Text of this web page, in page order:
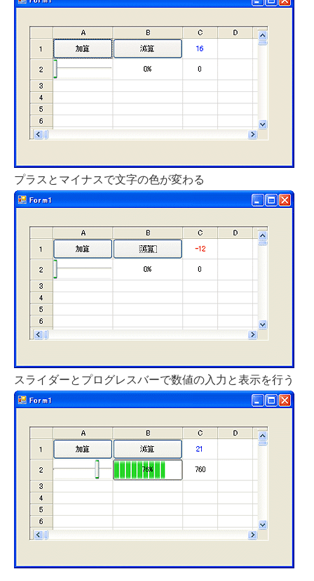
プラスとマイナスで文字の色が変わる
スライダーとプログレスバーで数値の入力と表示を行う